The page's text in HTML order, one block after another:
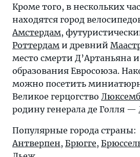
Кроме того, в нескольких
находятся город
Амстердам,
Роттердам и древний
место смерти Д’Артаньяна и
образования Евросоюза.
можно посетить
Великое герцогство
родину генерала де Голля —
Популярные города страны:
Антверпен, Брюгге,